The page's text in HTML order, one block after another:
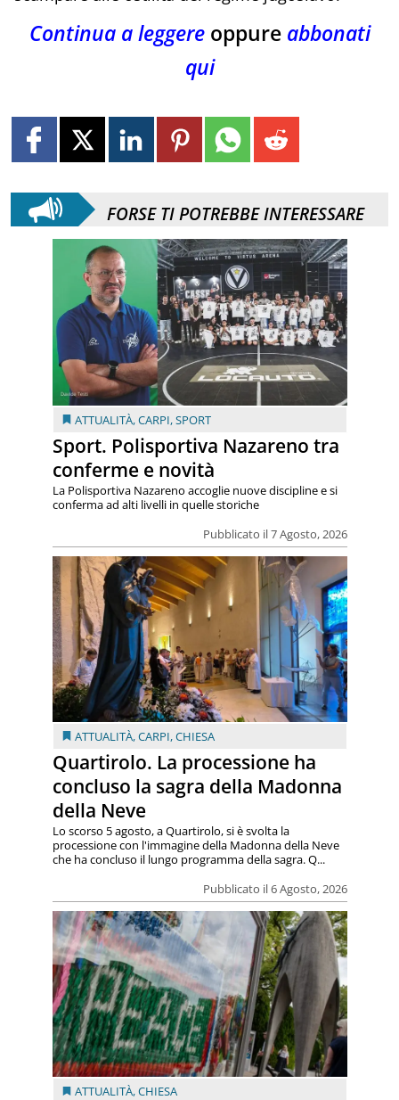
Continua a leggereoppure abbonati
qui
FORSE TI POTREBBE INTERESSARE
ATTUALITÀ,CARPI,SPORT
Sport. Polisportiva Nazareno tra
conferme e novità
Pubblicato il 7 Agosto, 2026
La Polisportiva Nazareno accoglie nuove discipline e si
conferma ad alti livelli in quelle storiche
ATTUALITÀ,CARPI,CHIESA
Quartirolo. La processione ha
concluso la sagra della Madonna
della Neve
Pubblicato il 6 Agosto, 2026
Lo scorso 5 agosto, a Quartirolo, si è svolta la
processione con l'immagine della Madonna della Neve
che ha concluso il lungo programma della sagra. Q...
ATTUALITÀ,CHIESA